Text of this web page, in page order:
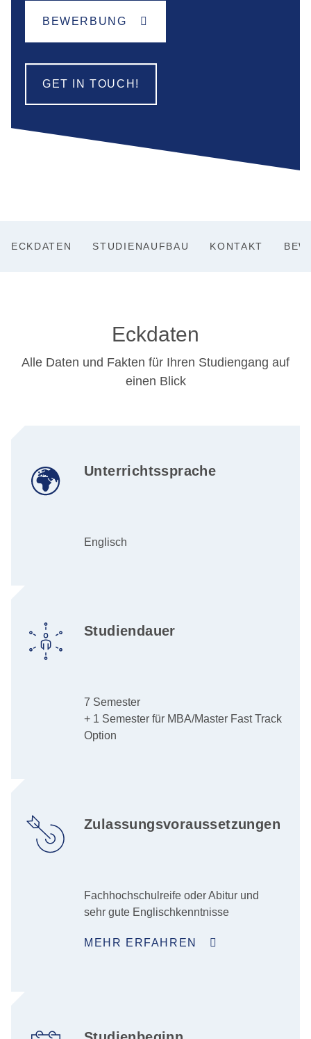
BEWERBUNG
GET IN TOUCH!
ECKDATEN STUDIENAUFBAU KONTAKT
Eckdaten
Alle Daten und Fakten für Ihren Studiengang auf
einen Blick
Unterrichtssprache
Englisch
Studiendauer
7 Semester
+ 1 Semester für MBA/Master Fast Track
Option
Zulassungsvoraussetzungen
Fachhochschulreife oder Abitur und
sehr gute Englischkenntnisse
MEHR ERFAHREN